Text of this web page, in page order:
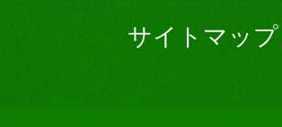
サイトマップ